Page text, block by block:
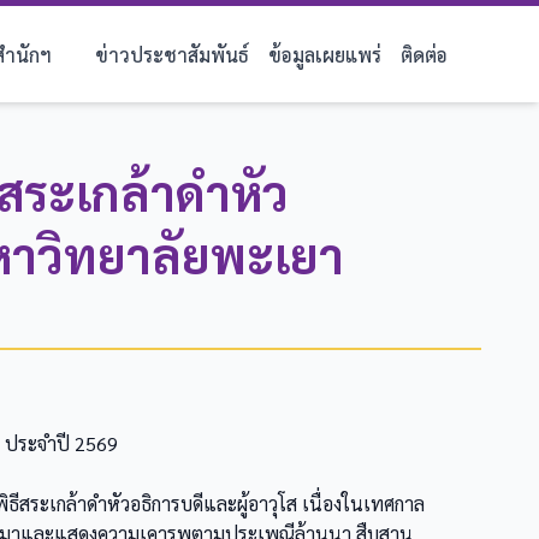
ำนักฯ ข่าวประชาสัมพันธ์ ข้อมูลเผยแพร่ ติดต่อ
ะเกล้าดำหัว
วิทยาลัยพะเยา
ระจำปี 2569
ระเกล้าดำหัวอธิการบดีและผู้อาวุโส เนื่องในเทศกาล
าและแสดงความเคารพตามประเพณีล้านนา สืบสาน